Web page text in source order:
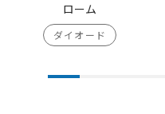
ローム
ダイオード